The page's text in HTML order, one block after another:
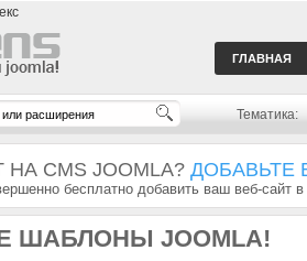
ГЛАВНАЯ
Тематика:
CMS JOOMLA? ДОБАВЬТЕ
бесплатно добавить ваш веб-сайт
ШАБЛОНЫ JOOMLA!